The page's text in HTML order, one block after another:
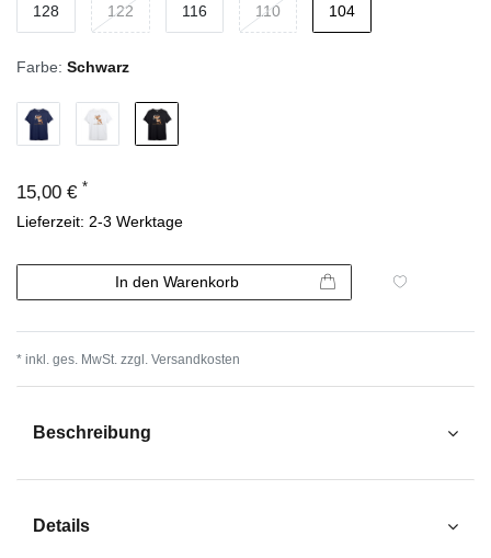
128 122 116 110 104
Farbe: Schwarz
15,00 € *
Lieferzeit: 2-3 Werktage
In den Warenkorb
* inkl. ges. MwSt. zzgl. Versandkosten
Beschreibung
Details